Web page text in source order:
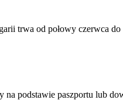
trwa od połowy czerwca do
podstawie paszportu lub